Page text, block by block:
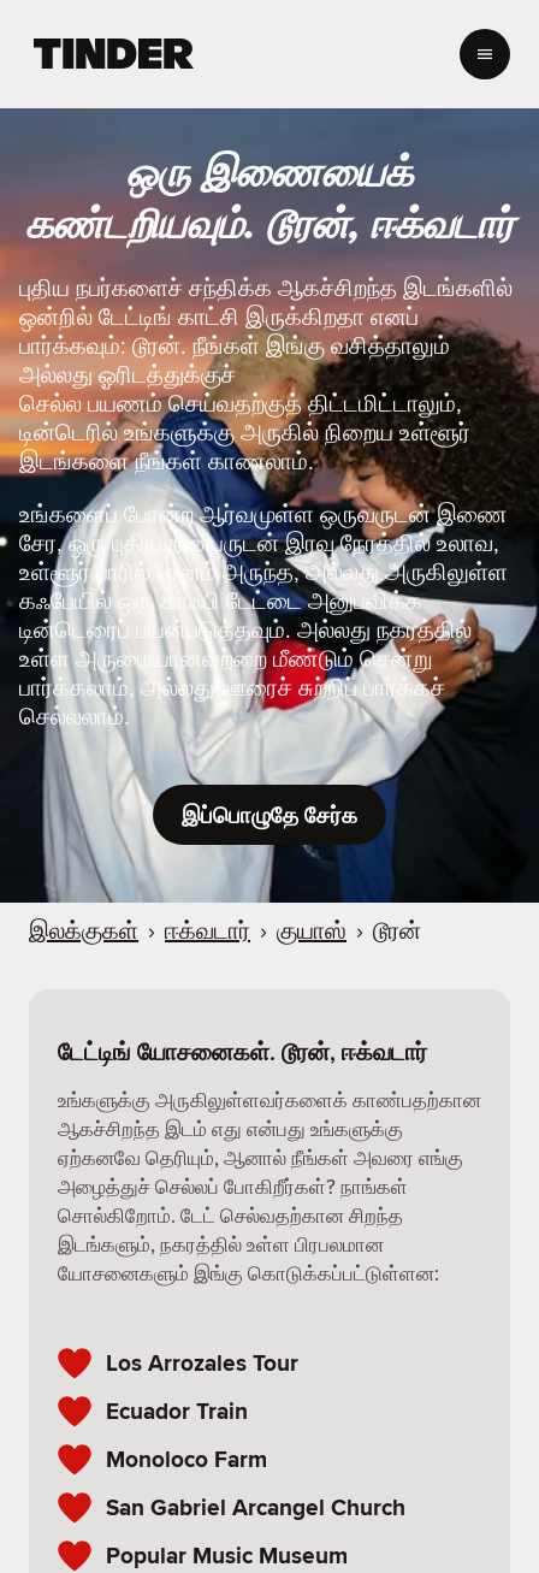
ஹோ
ம்
ஒரு இணையைக்
கண்டறியவும். டூரன், ஈக்வடார்
புதிய நபர்களைச் சந்திக்க ஆகச்சிறந்த இடங்களில்
ஒன்றில் டேட்டிங் காட்சி இருக்கிறதா எனப்
பார்க்கவும்: டூரன். நீங்கள் இங்கு வசித்தாலும்
அல்லது ஓரிடத்துக்குச்
செல்ல பயணம் செய்வதற்குத் திட்டமிட்டாலும்,
டின்டெரில் உங்களுக்கு அருகில் நிறைய உள்ளூர்
இடங்களை நீங்கள் காணலாம்.
உங்களைப் போன்ற ஆர்வமுள்ள ஒருவருடன் இணை
சேர, ஒரு புதிய நண்பருடன் இரவு நேரத்தில் உலாவ,
உள்ளூர் பாரில் பானம் அருந்த, அல்லது அருகிலுள்ள
கஃபேயில் ஒரு காஃபி டேட்டை அனுபவிக்க
டின்டெரைப் பயன்படுத்தவும். அல்லது நகரத்தில்
உள்ள அருமையானவற்றை மீண்டும் சென்று
பார்க்கலாம், அல்லது ஊரைச் சுற்றிப் பார்க்கச்
செல்லலாம்.
இப்பொழுதே சேர்க
இலக்குகள் › ஈக்வடார் › குயாஸ் › டூரன்
டேட்டிங் யோசனைகள். டூரன், ஈக்வடார்
உங்களுக்கு அருகிலுள்ளவர்களைக் காண்பதற்கான
ஆகச்சிறந்த இடம் எது என்பது உங்களுக்கு
ஏற்கனவே தெரியும், ஆனால் நீங்கள் அவரை எங்கு
அழைத்துச் செல்லப் போகிறீர்கள்? நாங்கள்
சொல்கிறோம். டேட் செல்வதற்கான சிறந்த
இடங்களும், நகரத்தில் உள்ள பிரபலமான
யோசனைகளும் இங்கு கொடுக்கப்பட்டுள்ளன:
Los Arrozales Tour
Ecuador Train
Monoloco Farm
San Gabriel Arcangel Church
Popular Music Museum